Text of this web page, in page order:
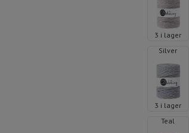
3 i lager
Silver
3 i lager
Teal